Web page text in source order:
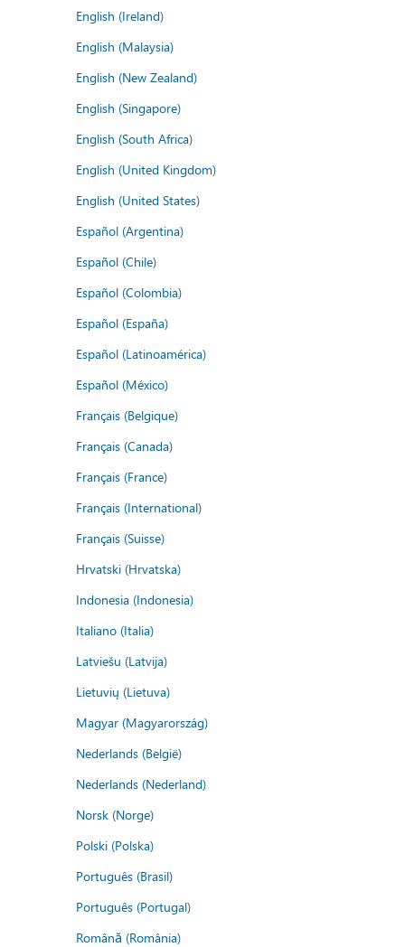
English (Ireland)
English (Malaysia)
English (New Zealand)
English (Singapore)
English (South Africa)
English (United Kingdom)
English (United States)
Español (Argentina)
Español (Chile)
Español (Colombia)
Español (España)
Español (Latinoamérica)
Español (México)
Français (Belgique)
Français (Canada)
Français (France)
Français (International)
Français (Suisse)
Hrvatski (Hrvatska)
Indonesia (Indonesia)
Italiano (Italia)
Latviešu (Latvija)
Lietuvių (Lietuva)
Magyar (Magyarország)
Nederlands (België)
Nederlands (Nederland)
Norsk (Norge)
Polski (Polska)
Português (Brasil)
Português (Portugal)
Română (România)